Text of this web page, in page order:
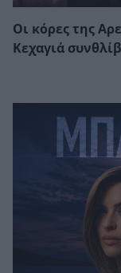
Οι κόρες της
Κεχαγιά